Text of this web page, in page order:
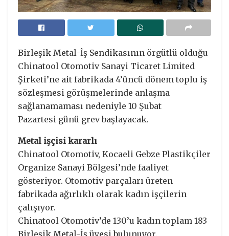
Birleşik Metal-İş Sendikasının örgütlü olduğu
Chinatool Otomotiv Sanayi Ticaret Limited
Şirketi’ne ait fabrikada 4’üncü dönem toplu iş
sözleşmesi görüşmelerinde anlaşma
sağlanamaması nedeniyle 10 Şubat
Pazartesi günü grev başlayacak.
Metal işçisi kararlı
Chinatool Otomotiv, Kocaeli Gebze Plastikçiler
Organize Sanayi Bölgesi’nde faaliyet
gösteriyor. Otomotiv parçaları üreten
fabrikada ağırlıklı olarak kadın işçilerin
çalışıyor.
Chinatool Otomotiv’de 130’u kadın toplam 183